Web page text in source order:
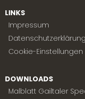
LINKS
Impressum
Datenschutzerklärung
Cookie-Einstellungen
DOWNLOADS
Malblatt Gailtaler